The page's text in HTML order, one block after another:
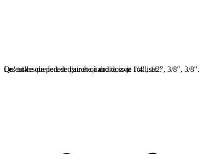
Les tailles de port de gauche à droite sont 1/4", 1/2", 3/8", 3/8".
Qu'est-ce que le lest d'air et quand dois-je l'utiliser ?